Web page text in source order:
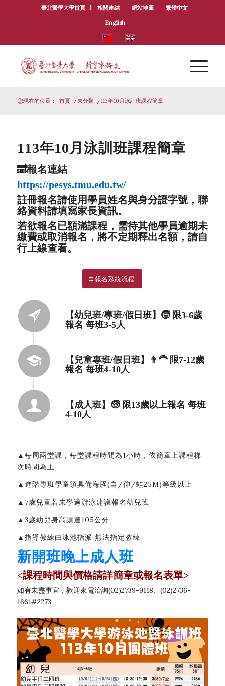
臺北醫學大學首頁 相關連結 網站地圖 繁體中文
English
您現在的位置： 首頁 / 未分類 / 113年10月泳訓班課程簡章
113年10月泳訓班課程簡章
🔜報名連結
https://pesys.tmu.edu.tw/
註冊報名請使用學員姓名與身分證字號，聯
絡資料請填寫家長資訊。
若欲報名已額滿課程，需待其他學員逾期未
繳費或取消報名，將不定期釋出名額，請自
行上線查看。
報名系統流程
【幼兒班/專班/假日班】🧒 限3-6歲
報名 每班3-5人
【兒童專班/假日班】👨‍🦰 限7-12歲
報名 每班4-10人
【成人班】🧓 限13歲以上報名 每班
4-10人
▲每周兩堂課，每堂課程時間為1小時，依簡章上課程梯
次時間為主
▲進階專班學童須具備海豚(自/仰/蛙25M)等級以上
▲7歲兒童若未學過游泳建議報名幼兒班
▲3歲幼兒身高須達105公分
▲指導教練由泳池指派 無法指定教練
新開班晚上成人班
<課程時間與價格請詳簡章或報名表單>
如有未盡事宜，歡迎來電洽詢(02)2739-9118、(02)2736-
1661#2273